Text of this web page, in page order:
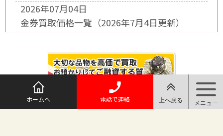
2026年07月04日
金券買取価格一覧（2026年7月4日更新）
ホームへ 電話で連絡